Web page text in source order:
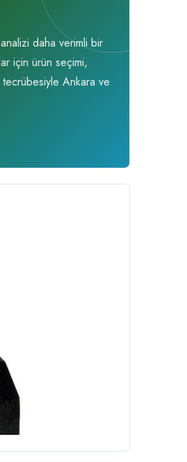
daha verimli bir
için ürün seçimi,
tecrübesiyle Ankara ve